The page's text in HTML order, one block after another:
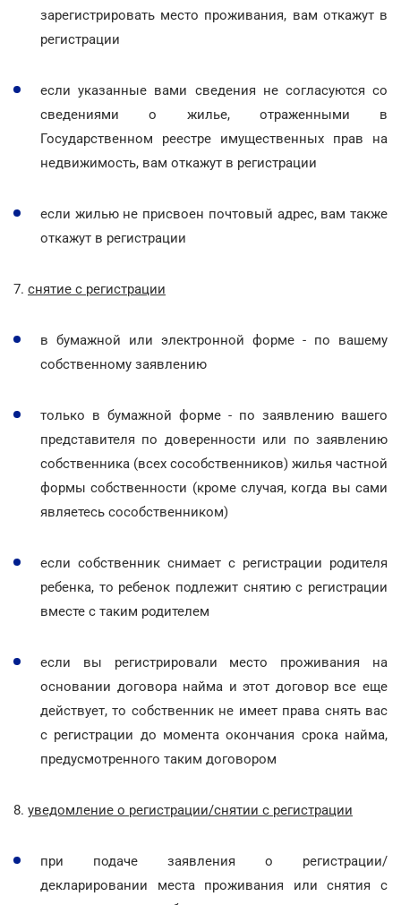
зарегистрировать место проживания, вам откажут в
регистрации
если указанные вами сведения не согласуются со
сведениями о жилье, отраженными в
Государственном реестре имущественных прав на
недвижимость, вам откажут в регистрации
если жилью не присвоен почтовый адрес, вам также
откажут в регистрации
7. снятие с регистрации
в бумажной или электронной форме - по вашему
собственному заявлению
только в бумажной форме - по заявлению вашего
представителя по доверенности или по заявлению
собственника (всех сособственников) жилья частной
формы собственности (кроме случая, когда вы сами
являетесь сособственником)
если собственник снимает с регистрации родителя
ребенка, то ребенок подлежит снятию с регистрации
вместе с таким родителем
если вы регистрировали место проживания на
основании договора найма и этот договор все еще
действует, то собственник не имеет права снять вас
с регистрации до момента окончания срока найма,
предусмотренного таким договором
8. уведомление о регистрации/снятии с регистрации
при подаче заявления о регистрации/
декларировании места проживания или снятия с